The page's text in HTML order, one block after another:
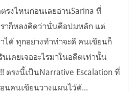
รงไหนก่อนเลยอ่านSarina ที่
าก็หลงคิดว่านั่นคือปมหลัก แต่
ด้ ทุกอย่างทำท่าจะดี คนเขียนก็
เคยเจออะไรมาในอดีตเท่านั้น
ตรงนี้เป็นNarrative Escalation ที่
นคนเขียนวางแผนไว้ตั...